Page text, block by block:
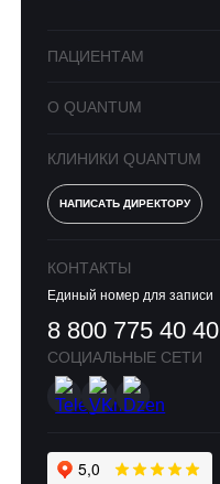
ПАЦИЕНТАМ
О QUANTUM
КЛИНИКИ QUANTUM
НАПИСАТЬ ДИРЕКТОРУ
КОНТАКТЫ
Единый номер для записи
8 800 775 40 40
СОЦИАЛЬНЫЕ СЕТИ